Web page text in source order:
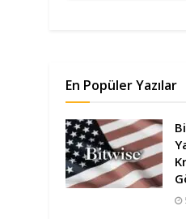
En Popüler Yazılar